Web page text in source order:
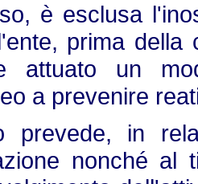
è esclusa
prima della
attuato un
a prevenire
prevede, in
nonché